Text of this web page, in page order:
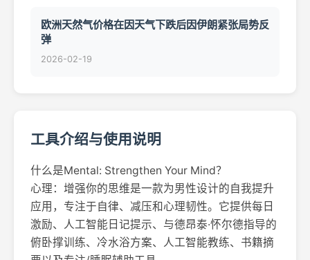
欧洲天然气价格在因天气下跌后因伊朗紧张局势反
弹
2026-02-19
工具介绍与使用说明
什么是Mental: Strengthen Your Mind？
心理：增强你的思维是一款为男性设计的自我提升
应用，专注于自律、减压和心理韧性。它提供每日
激励、人工智能日记提示、与德昂泰·怀尔德指导的
俯卧撑训练、冷水浴方案、人工智能教练、书籍摘